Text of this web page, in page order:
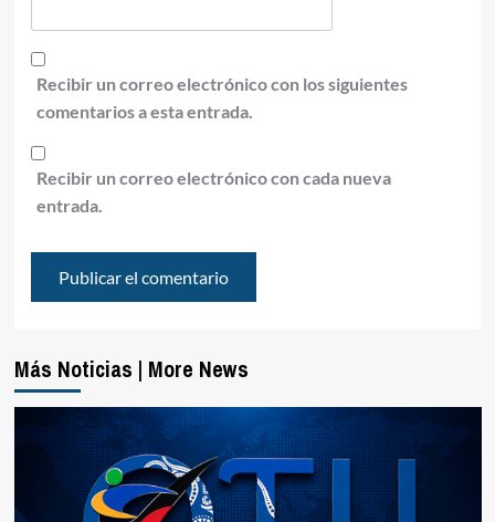
Recibir un correo electrónico con los siguientes
comentarios a esta entrada.
Recibir un correo electrónico con cada nueva
entrada.
Más Noticias | More News